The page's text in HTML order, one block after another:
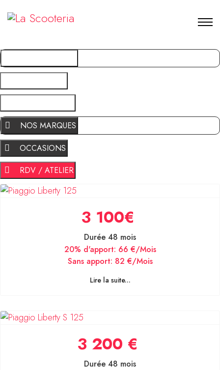
NOS MARQUES
OCCASIONS
RDV / ATELIER
3 100€
Durée 48 mois
20% d'apport: 66 €/Mois
Sans apport: 82 €/Mois
Lire la suite...
3 200 €
Durée 48 mois